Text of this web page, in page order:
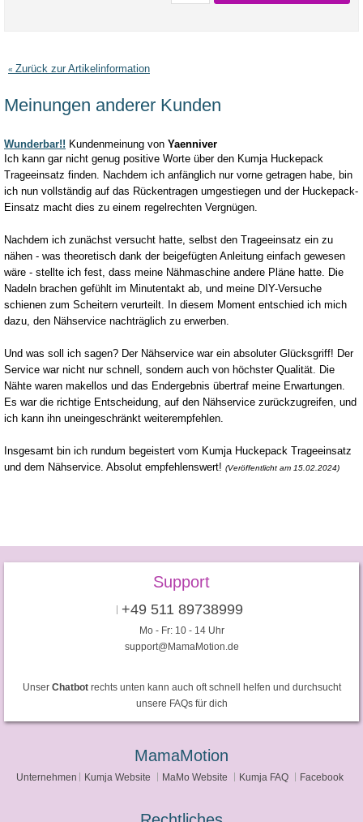
« Zurück zur Artikelinformation
Meinungen anderer Kunden
Wunderbar!! Kundenmeinung von Yaenniver
Ich kann gar nicht genug positive Worte über den Kumja Huckepack
Trageeinsatz finden. Nachdem ich anfänglich nur vorne getragen habe, bin
ich nun vollständig auf das Rückentragen umgestiegen und der Huckepack-
Einsatz macht dies zu einem regelrechten Vergnügen.
Nachdem ich zunächst versucht hatte, selbst den Trageeinsatz ein zu
nähen - was theoretisch dank der beigefügten Anleitung einfach gewesen
wäre - stellte ich fest, dass meine Nähmaschine andere Pläne hatte. Die
Nadeln brachen gefühlt im Minutentakt ab, und meine DIY-Versuche
schienen zum Scheitern verurteilt. In diesem Moment entschied ich mich
dazu, den Nähservice nachträglich zu erwerben.
Und was soll ich sagen? Der Nähservice war ein absoluter Glücksgriff! Der
Service war nicht nur schnell, sondern auch von höchster Qualität. Die
Nähte waren makellos und das Endergebnis übertraf meine Erwartungen.
Es war die richtige Entscheidung, auf den Nähservice zurückzugreifen, und
ich kann ihn uneingeschränkt weiterempfehlen.
Insgesamt bin ich rundum begeistert vom Kumja Huckepack Trageeinsatz
und dem Nähservice. Absolut empfehlenswert! (Veröffentlicht am 15.02.2024)
Support
+49 511 89738999
Mo - Fr: 10 - 14 Uhr
support@MamaMotion.de
Unser Chatbotrechts unten kann auch oft schnell helfen und durchsucht
unsere FAQs für dich
MamaMotion
Unternehmen Kumja Website MaMo Website Kumja FAQ Facebook